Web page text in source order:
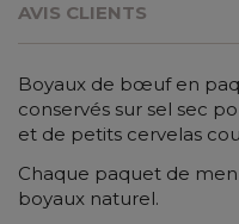
AVIS CLIENTS
Boyaux de bœuf en
conservés sur sel sec
et de petits cervelas
Chaque paquet de
boyaux naturel.